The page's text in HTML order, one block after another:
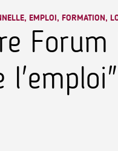
EMPLOI, FORMATION,
Forum